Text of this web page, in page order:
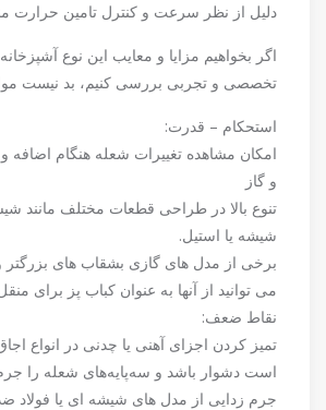
دلیل از نظر سرعت و کنترل تامین
اگر بخواهیم مزایا و معایب این نوع
تخصصی و تجربی بررسی کنیم، بد نیست
استحکام – قدرت:
امکان مشاهده تغییرات شعله هنگام اضافه و
و گاز
تنوع بالا در طراحی قطعات مختلف مانند
شیشه یا استیل.
برخی از مدل های گازی بشقاب های بزرگتر و
می توانید از آنها به عنوان کباب پز برای
نقاط ضعف:
تمیز کردن اجزای آهنی یا چدنی در انواع
است دشوار باشد و سه‌پایه‌های شعله را
جرم زدایی از مدل های شیشه ای یا فولاد